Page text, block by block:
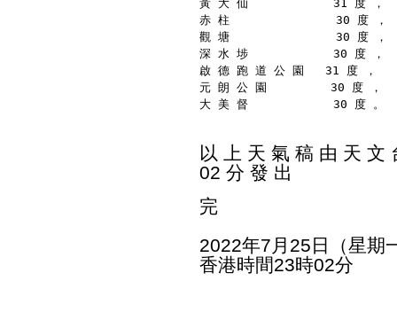
黃 大 仙            31 度 ，
赤 柱               30 度 ，
觀 塘               30 度 ，
深 水 埗            30 度 ，
啟 德 跑 道 公 園   31 度 ，
元 朗 公 園         30 度 ，
大 美 督            30 度 。
以 上 天 氣 稿 由 天 文
02 分 發 出
完
2022年7月25日（星期
香港時間23時02分